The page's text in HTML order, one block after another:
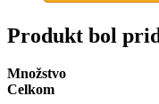
Produkt bol
Množstvo
Celkom